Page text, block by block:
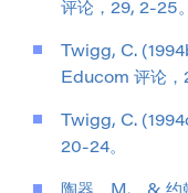
评论，29, 2-25。
Twigg, C.
Educom 评论，
Twigg, C.
20-24。